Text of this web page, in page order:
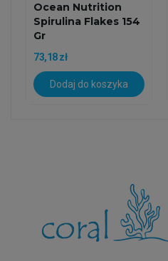
Ocean Nutrition
Spirulina Flakes 154
Gr
73,18 zł
Dodaj do koszyka